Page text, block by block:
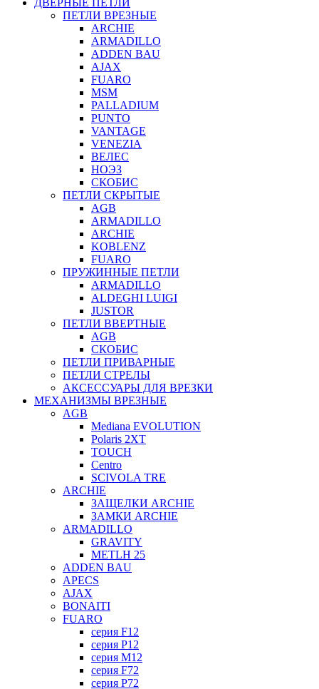
ПЕТЛИ ВРЕЗНЫЕ
ARCHIE
ARMADILLO
ADDEN BAU
AJAX
FUARO
MSM
PALLADIUM
PUNTO
VANTAGE
VENEZIA
ВЕЛЕС
НОЭЗ
СКОБИС
ПЕТЛИ СКРЫТЫЕ
AGB
ARMADILLO
ARCHIE
KOBLENZ
FUARO
ПРУЖИННЫЕ ПЕТЛИ
ARMADILLO
ALDEGHI LUIGI
JUSTOR
ПЕТЛИ ВВЕРТНЫЕ
AGB
СКОБИС
ПЕТЛИ ПРИВАРНЫЕ
ПЕТЛИ СТРЕЛЫ
АКСЕССУАРЫ ДЛЯ ВРЕЗКИ
МЕХАНИЗМЫ ВРЕЗНЫЕ
AGB
Mediana EVOLUTION
Polaris 2XT
TOUCH
Centro
SCIVOLA TRE
ARCHIE
ЗАЩЕЛКИ ARCHIE
ЗАМКИ ARCHIE
ARMADILLO
GRAVITY
METLH 25
ADDEN BAU
APECS
AJAX
BONAITI
FUARO
серия F12
серия P12
серия M12
серия F72
серия P72